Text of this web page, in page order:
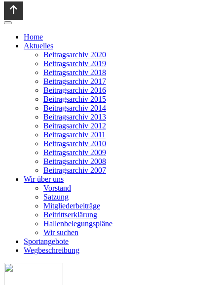
Home
Aktuelles
Beitragsarchiv 2020
Beitragsarchiv 2019
Beitragsarchiv 2018
Beitragsarchiv 2017
Beitragsarchiv 2016
Beitragsarchiv 2015
Beitragsarchiv 2014
Beitragsarchiv 2013
Beitragsarchiv 2012
Beitragsarchiv 2011
Beitragsarchiv 2010
Beitragsarchiv 2009
Beitragsarchiv 2008
Beitragsarchiv 2007
Wir über uns
Vorstand
Satzung
Mitgliederbeiträge
Beitrittserklärung
Hallenbelegungspläne
Wir suchen
Sportangebote
Wegbeschreibung